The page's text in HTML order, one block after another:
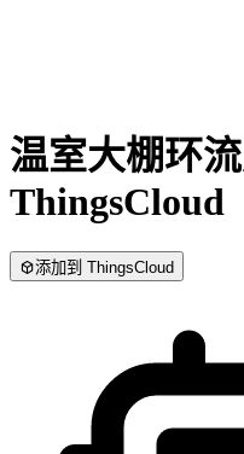
温室大棚环
ThingsCloud
添加到 ThingsCloud